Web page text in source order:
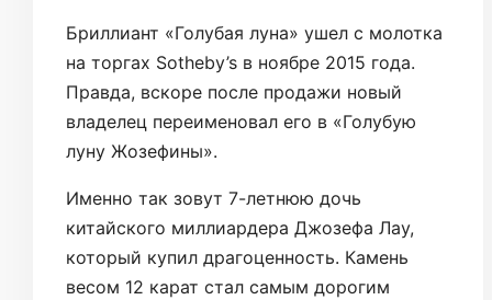
Бриллиант «Голубая луна» ушел с молотка
на торгах Sotheby’s в ноябре 2015 года.
Правда, вскоре после продажи новый
владелец переименовал его в «Голубую
луну Жозефины».
Именно так зовут 7-летнюю дочь
китайского миллиардера Джозефа Лау,
который купил драгоценность. Камень
весом 12 карат стал самым дорогим